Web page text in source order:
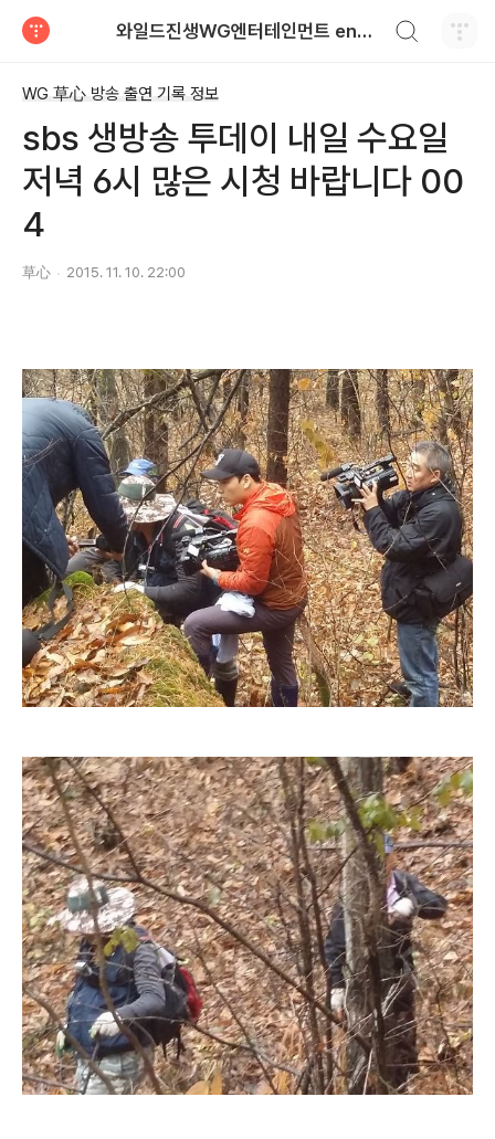
와일드진생WG엔터테인먼트 entertainment
WG 草心 방송 출연 기록 정보
sbs 생방송 투데이 내일 수요일
저녁 6시 많은 시청 바랍니다 00
4
草心 2015. 11. 10. 22:00